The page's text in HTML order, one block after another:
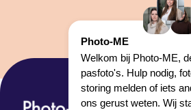
HOOFDKANTOOR: